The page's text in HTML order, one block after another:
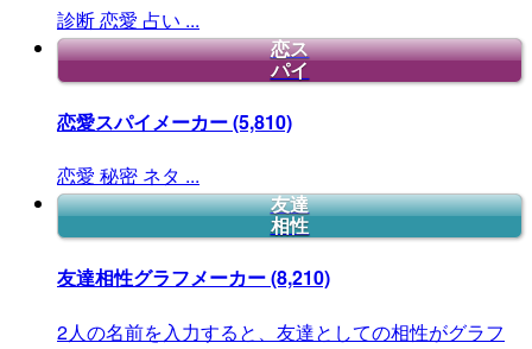
診断恋愛 占い ...
恋ス
パイ
恋愛スパイメーカー(5,810)
恋愛 秘密 ネタ ...
友達
相性
友達相性グラフメーカー(8,210)
2人の名前を入力すると、友達としての相性がグラフ